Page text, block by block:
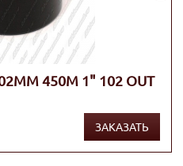
450М 1" 102 OUT
ЗАКАЗАТЬ